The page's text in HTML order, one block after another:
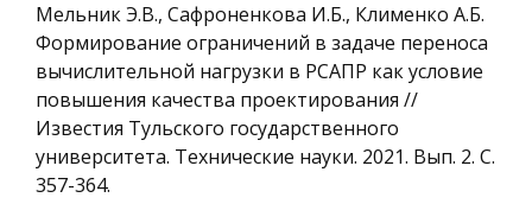
Мельник Э.В., Сафроненкова И.Б., Клименко А.Б.
Формирование ограничений в задаче переноса
вычислительной нагрузки в РСАПР как условие
повышения качества проектирования //
Известия Тульского государственного
университета. Технические науки. 2021. Вып. 2. С.
357-364.